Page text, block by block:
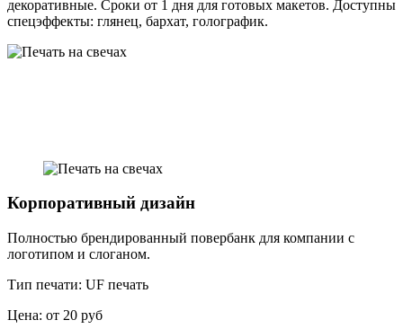
декоративные. Сроки от 1 дня для готовых макетов. Доступны
спецэффекты: глянец, бархат, голографик.
Корпоративный дизайн
Полностью брендированный повербанк для компании с
логотипом и слоганом.
Тип печати: UF печать
Цена: от 20 руб